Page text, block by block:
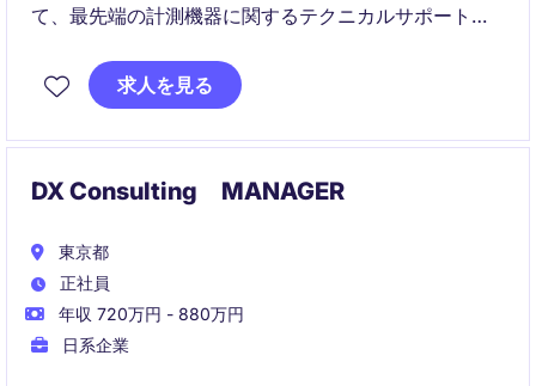
て、最先端の計測機器に関するテクニカルサポートを
顧客対応、機器診断、修理対応、技術トレーニングま
で幅広く関わりながら、中長期的に専門性を高めたい
求人を見る
DX Consulting MANAGER
東京都
正社員
年収 720万円 - 880万円
日系企業